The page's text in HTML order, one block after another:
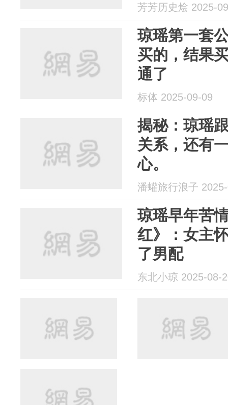
芳芳历史烩 2025-
琼瑶第一套
买的，结果
通了
标体 2025-09-09
揭秘：琼瑶
关系，还有
心。
潘蠸旅行浪子
琼瑶早年苦
红》：女主
了男配
东北小琼 2025-08-